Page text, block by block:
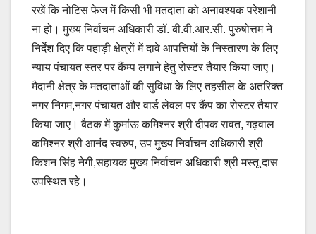
रखें कि नोटिस फेज में किसी भी मतदाता को अनावश्यक परेशानी
ना हो। मुख्य निर्वाचन अधिकारी डॉ. बी.वी.आर.सी. पुरुषोत्तम ने
निर्देश दिए कि पहाड़ी क्षेत्रों में दावे आपत्तियों के निस्तारण के लिए
न्याय पंचायत स्तर पर कैंम्प लगाने हेतु रोस्टर तैयार किया जाए।
मैदानी क्षेत्र के मतदाताओं की सुविधा के लिए तहसील के अतरिक्त
नगर निगम,नगर पंचायत और वार्ड लेवल पर कैंप का रोस्टर तैयार
किया जाए। बैठक में कुमांऊ कमिश्नर श्री दीपक रावत, गढ़वाल
कमिश्नर श्री आनंद स्वरुप, उप मुख्य निर्वाचन अधिकारी श्री
किशन सिंह नेगी,सहायक मुख्य निर्वाचन अधिकारी श्री मस्तू दास
उपस्थित रहे।